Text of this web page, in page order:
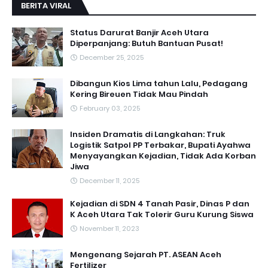
BERITA VIRAL
Status Darurat Banjir Aceh Utara
Diperpanjang: Butuh Bantuan Pusat!
December 25, 2025
Dibangun Kios Lima tahun Lalu, Pedagang
Kering Bireuen Tidak Mau Pindah
February 03, 2025
Insiden Dramatis di Langkahan: Truk
Logistik Satpol PP Terbakar, Bupati Ayahwa
Menyayangkan Kejadian, Tidak Ada Korban
Jiwa
December 11, 2025
Kejadian di SDN 4 Tanah Pasir, Dinas P dan
K Aceh Utara Tak Tolerir Guru Kurung Siswa
November 11, 2023
Mengenang Sejarah PT. ASEAN Aceh
Fertilizer